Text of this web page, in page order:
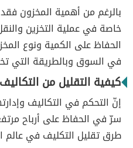
بالرغم من أهمية المخزون
خاصة في عملية التخزين
الحفاظ على الكمية ونوع
في السوق وبالطريقة التي
كيفية التقليل من التكاليف
إنّ التحكم في التكاليف
سرّ في الحفاظ على أرباح
طرق تقليل التكليف في عالم